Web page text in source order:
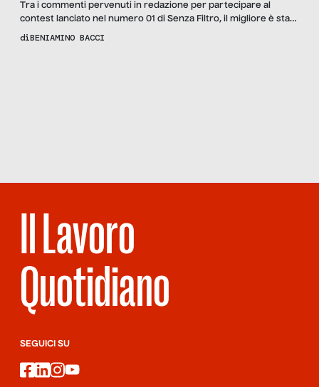
Tra i commenti pervenuti in redazione per partecipare al
contest lanciato nel numero 01 di Senza Filtro, il migliore è stato
quello di Beniamino Bacci, che pubblichiamo: potrà quindi
diBENIAMINO BACCI
Il Lavoro
Quotidiano
SEGUICI SU
facebook
linkedin
instagram
youtube